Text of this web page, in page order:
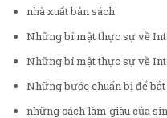
nhà xuất bản sách
Những bí mật thực sự về
Những bí mật thực sự về
Những bước chuẩn bị để
những cách làm giàu của